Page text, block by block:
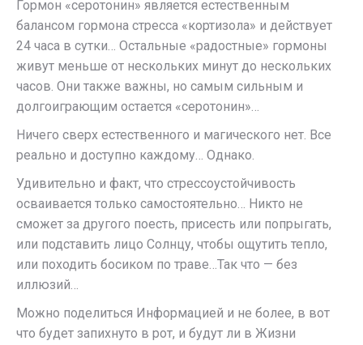
Гормон «серотонин» является естественным
балансом гормона стресса «кортизола» и действует
24 часа в сутки… Остальные «радостные» гормоны
живут меньше от нескольких минут до нескольких
часов. Они также важны, но самым сильным и
долгоиграющим остается «серотонин»…
Ничего сверх естественного и магического нет. Все
реально и доступно каждому… Однако.
Удивительно и факт, что стрессоустойчивость
осваивается только самостоятельно… Никто не
сможет за другого поесть, присесть или попрыгать,
или подставить лицо Солнцу, чтобы ощутить тепло,
или походить босиком по траве…Так что — без
иллюзий…
Можно поделиться Информацией и не более, в вот
что будет запихнуто в рот, и будут ли в Жизни